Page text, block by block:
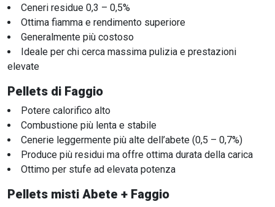
Ceneri residue 0,3 – 0,5%
Ottima fiamma e rendimento superiore
Generalmente più costoso
Ideale per chi cerca massima pulizia e prestazioni
elevate
Pellets di Faggio
Potere calorifico alto
Combustione più lenta e stabile
Cenerie leggermente più alte dell’abete (0,5 – 0,7%)
Produce più residui ma offre ottima durata della carica
Ottimo per stufe ad elevata potenza
Pellets misti Abete + Faggio